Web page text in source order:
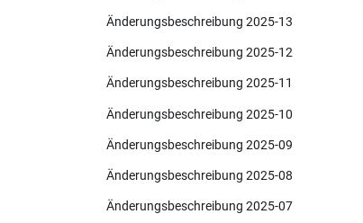
Änderungsbeschreibung 2025-13
Änderungsbeschreibung 2025-12
Änderungsbeschreibung 2025-11
Änderungsbeschreibung 2025-10
Änderungsbeschreibung 2025-09
Änderungsbeschreibung 2025-08
Änderungsbeschreibung 2025-07